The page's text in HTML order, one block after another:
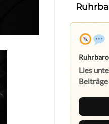
Lies
Beiträge